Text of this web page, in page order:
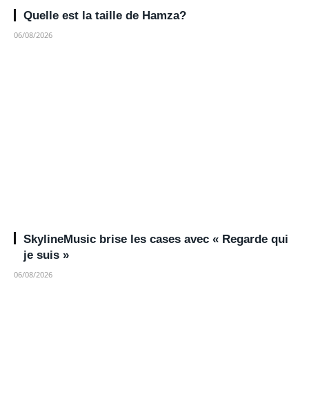
Quelle est la taille de Hamza?
06/08/2026
SkylineMusic brise les cases avec « Regarde qui
je suis »
06/08/2026